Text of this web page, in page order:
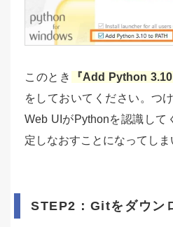
このとき 『Add Python 3.10
をしておいてください。つ
Web UIがPythonを認識して
定しなおすことになってしま
STEP2：Gitをダウン